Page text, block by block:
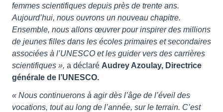
femmes scientifiques depuis près de trente ans.
Aujourd’hui, nous ouvrons un nouveau chapitre.
Ensemble, nous allons œuvrer pour inspirer des millions
de jeunes filles dans les écoles primaires et secondaires
associées à l’UNESCO et les guider vers des carrières
scientifiques », a déclaré Audrey Azoulay, Directrice
générale de l’UNESCO.
« Nous continuerons à agir dès l’âge de l’éveil des
vocations, tout au long de l’année, sur le terrain. C’est